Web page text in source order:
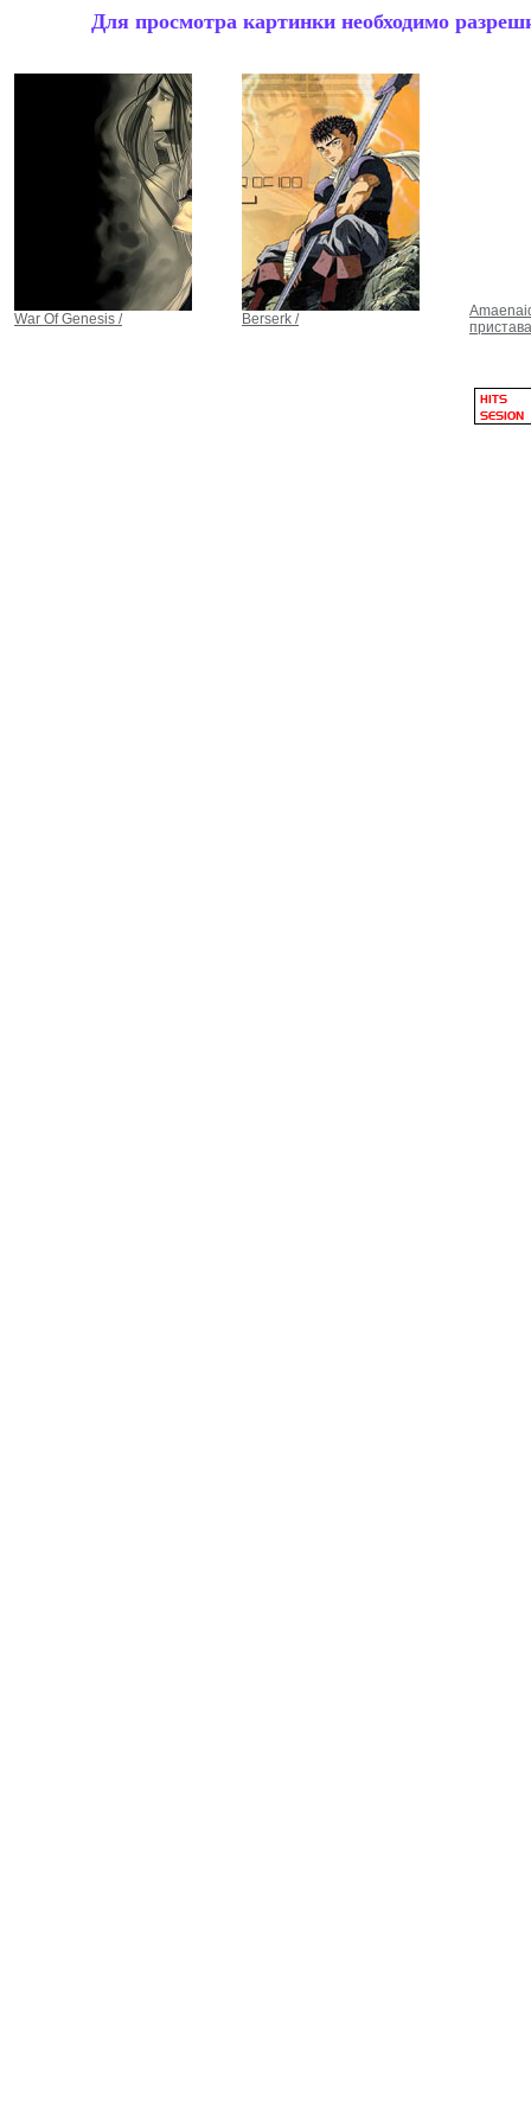
Для просмотра картинки необходимо
War Of Genesis / Berserk /